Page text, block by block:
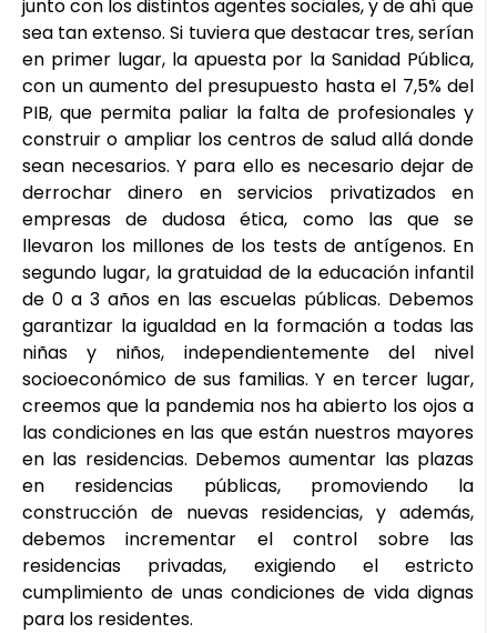
junto con los distintos agentes sociales, y de ahí que
sea tan extenso. Si tuviera que destacar tres, serían
en primer lugar, la apuesta por la Sanidad Pública,
con un aumento del presupuesto hasta el 7,5% del
PIB, que permita paliar la falta de profesionales y
construir o ampliar los centros de salud allá donde
sean necesarios. Y para ello es necesario dejar de
derrochar dinero en servicios privatizados en
empresas de dudosa ética, como las que se
llevaron los millones de los tests de antígenos. En
segundo lugar, la gratuidad de la educación infantil
de 0 a 3 años en las escuelas públicas. Debemos
garantizar la igualdad en la formación a todas las
niñas y niños, independientemente del nivel
socioeconómico de sus familias. Y en tercer lugar,
creemos que la pandemia nos ha abierto los ojos a
las condiciones en las que están nuestros mayores
en las residencias. Debemos aumentar las plazas
en residencias públicas, promoviendo la
construcción de nuevas residencias, y además,
debemos incrementar el control sobre las
residencias privadas, exigiendo el estricto
cumplimiento de unas condiciones de vida dignas
para los residentes.